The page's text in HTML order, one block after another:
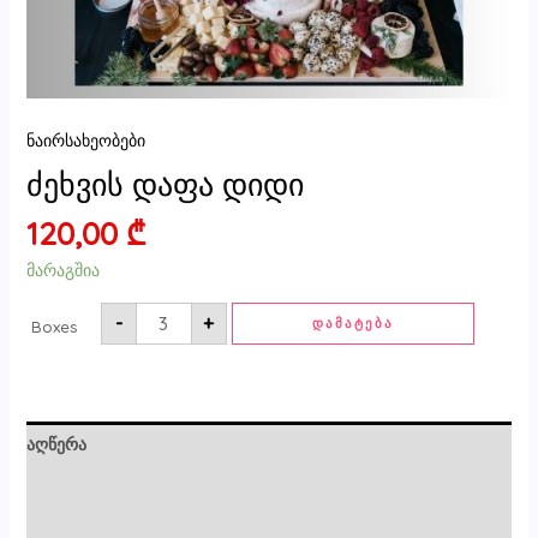
ნაირსახეობები
ძეხვის დაფა დიდი
120,00 ₾
მარაგშია
- +
Boxes ᲓᲐᲛᲐᲢᲔᲑᲐ
აღწერა